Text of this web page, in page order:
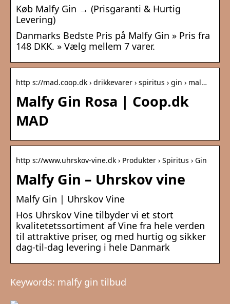
Køb Malfy Gin → (Prisgaranti & Hurtig
Levering)
Danmarks Bedste Pris på Malfy Gin » Pris fra
148 DKK. » Vælg mellem 7 varer.
http s://mad.coop.dk › drikkevarer › spiritus › gin › mal…
Malfy Gin Rosa | Coop.dk
MAD
http s://www.uhrskov-vine.dk › Produkter › Spiritus › Gin
Malfy Gin – Uhrskov vine
Malfy Gin | Uhrskov Vine
Hos Uhrskov Vine tilbyder vi et stort
kvalitetetssortiment af Vine fra hele verden
til attraktive priser, og med hurtig og sikker
dag-til-dag levering i hele Danmark
Keywords: malfy gin tilbud